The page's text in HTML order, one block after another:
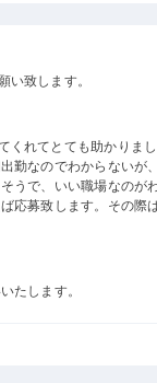
い致します。
くれてとても助かりま
勤なのでわからないが
うで、いい職場なのが
応募致します。その際
たします。